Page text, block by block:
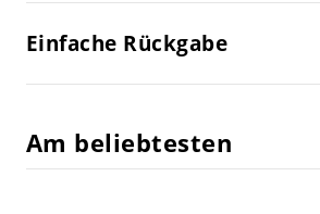
Einfache Rückgabe
Am beliebtesten